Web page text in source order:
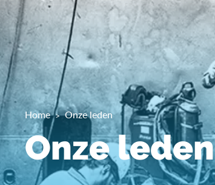
Home Onze leden
Onze leden